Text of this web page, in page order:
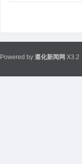
Powered by 遵化新闻网 X3.2